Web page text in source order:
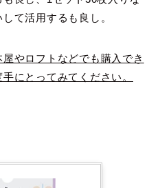
て活用するも良し。
屋やロフトなどでも購入でき
にとってみてください。